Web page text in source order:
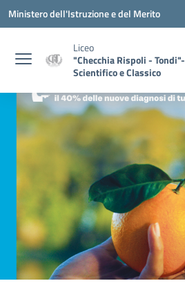
Vai ai contenuti
Vai al menu di navigazione
Vai al footer
Ministero dell'Istruzione e del Merito
Liceo
"Checchia Rispoli - Tondi"-
Scientifico e Classico